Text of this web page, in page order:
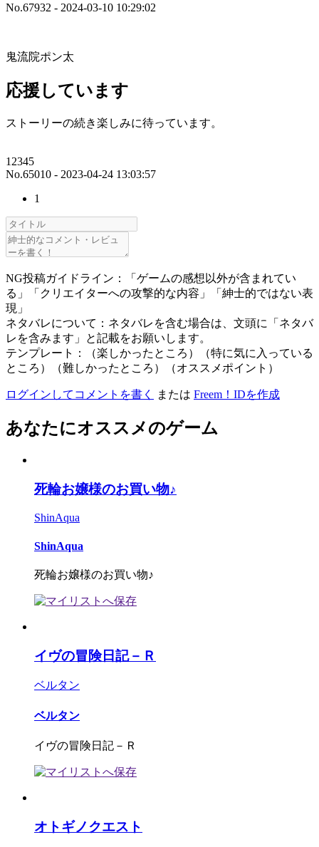
No.67932 - 2024-03-10 10:29:02
鬼流院ポン太
応援しています
ストーリーの続き楽しみに待っています。
12345
No.65010 - 2023-04-24 13:03:57
1
NG投稿ガイドライン：「ゲームの感想以外が含まれてい
る」「クリエイターへの攻撃的な内容」「紳士的ではない表
現」
ネタバレについて：ネタバレを含む場合は、文頭に「ネタバ
レを含みます」と記載をお願いします。
テンプレート：（楽しかったところ）（特に気に入っている
ところ）（難しかったところ）（オススメポイント）
ログインしてコメントを書く または Freem！IDを作成
あなたにオススメのゲーム
死輪お嬢様のお買い物♪
ShinAqua
ShinAqua
死輪お嬢様のお買い物♪
イヴの冒険日記－Ｒ
ベルタン
ベルタン
イヴの冒険日記－Ｒ
オトギノクエスト